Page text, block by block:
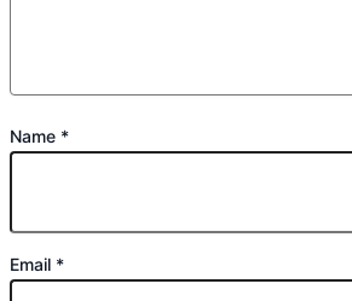
Name *
Email *